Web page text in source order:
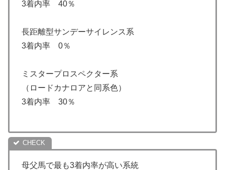
3着内率 40％
長距離型サンデーサイレンス系
3着内率 0％
ミスタープロスペクター系
（ロードカナロアと同系色）
3着内率 30％
母父馬で最も3着内率が高い系統